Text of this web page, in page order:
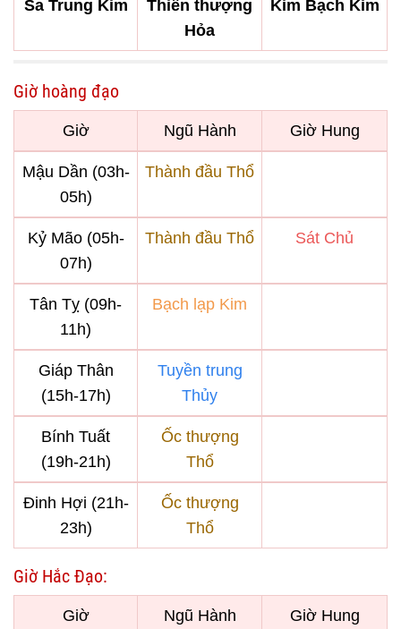
Sa Trung Kim
Thiên thượng
Hỏa
Kim Bạch Kim
Giờ hoàng đạo
Giờ Ngũ Hành Giờ Hung
Mậu Dần (03h-
05h)
Thành đầu Thổ
Kỷ Mão (05h-
07h)
Thành đầu Thổ Sát Chủ
Tân Tỵ (09h-
11h)
Bạch lạp Kim
Giáp Thân
(15h-17h)
Tuyền trung
Thủy
Bính Tuất
(19h-21h)
Ốc thượng
Thổ
Đinh Hợi (21h-
23h)
Ốc thượng
Thổ
Giờ Hắc Đạo:
Giờ Ngũ Hành Giờ Hung